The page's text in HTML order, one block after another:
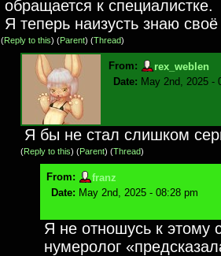
обращается к специалистке.
Я теперь наизусть знаю
(Reply to this) (Parent) (Thread)
From:
rex_weblen
Date: May 2nd, 2025 -
Я бы не стал слишком
(Reply to this) (Parent) (Thread)
From:
franz
Date: May 2nd, 2025 - 08:28 pm
Я не отношусь к этому
нумеролог